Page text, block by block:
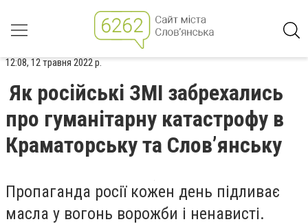
12:08, 12 травня 2022 р.
Як російські ЗМІ забрехались
про гуманітарну катастрофу в
Краматорську та Слов’янську
Пропаганда росії кожен день підливає
масла у вогонь ворожби і ненависті.